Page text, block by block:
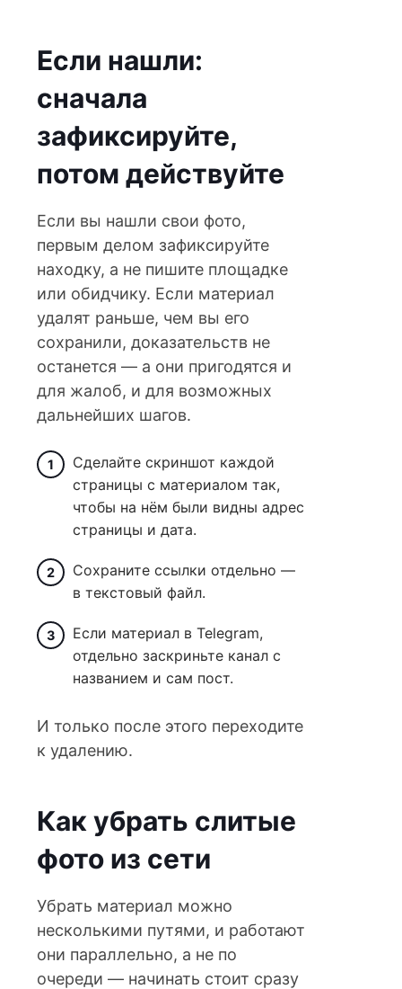
Если нашли:
сначала
зафиксируйте,
потом действуйте
Если вы нашли свои фото,
первым делом зафиксируйте
находку, а не пишите площадке
или обидчику. Если материал
удалят раньше, чем вы его
сохранили, доказательств не
останется — а они пригодятся и
для жалоб, и для возможных
дальнейших шагов.
Сделайте скриншот каждой
страницы с материалом так,
чтобы на нём были видны адрес
страницы и дата.
Сохраните ссылки отдельно —
в текстовый файл.
Если материал в Telegram,
отдельно заскриньте канал с
названием и сам пост.
И только после этого переходите
к удалению.
Как убрать слитые
фото из сети
Убрать материал можно
несколькими путями, и работают
они параллельно, а не по
очереди — начинать стоит сразу